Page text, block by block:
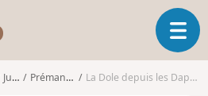
s
o
O
u
Jura Prémanon La Dole depuis les Dappes